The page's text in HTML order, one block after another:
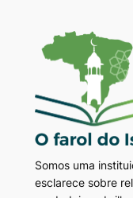
Somos uma
esclarece sobre